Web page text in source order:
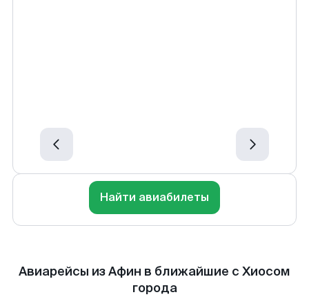
Найти авиабилеты
Авиарейсы из Афин в ближайшие с Хиосом
города